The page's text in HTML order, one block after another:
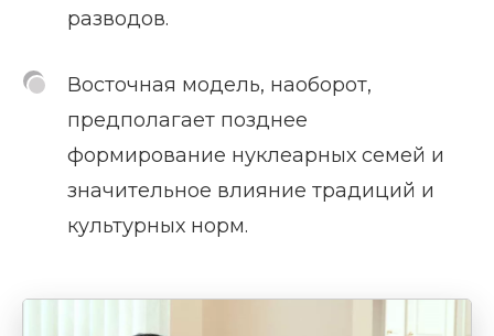
разводов.
Восточная модель, наоборот,
предполагает позднее
формирование нуклеарных семей и
значительное влияние традиций и
культурных норм.